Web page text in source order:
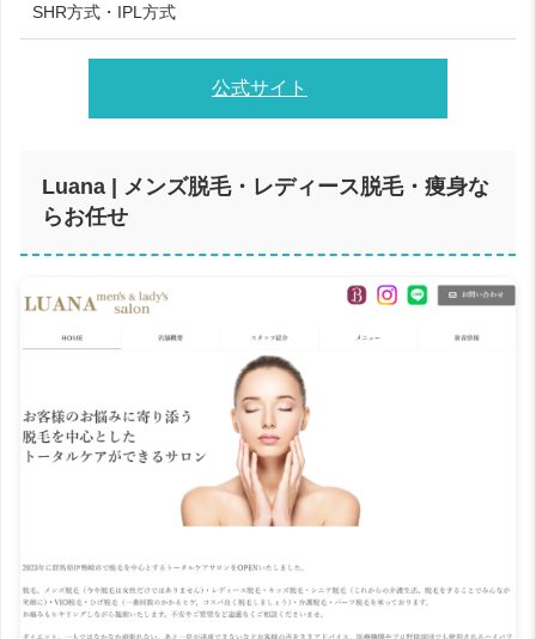
SHR方式・IPL方式
公式サイト
Luana | メンズ脱毛・レディース脱毛・痩身な
らお任せ